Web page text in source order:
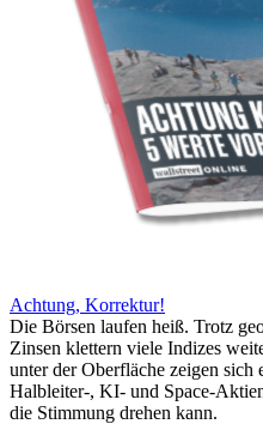
Achtung, Korrektur!
Die Börsen laufen heiß. Trotz
Zinsen klettern viele Indizes
unter der Oberfläche zeigen sich
Halbleiter-, KI- und Space-
die Stimmung drehen kann.